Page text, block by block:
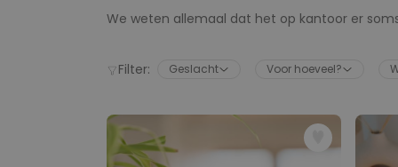
We weten allemaal dat het op kantoor er
je kantoor opfleuren, je kan ook je collega’s
Filter: Geslacht Voor hoeveel?